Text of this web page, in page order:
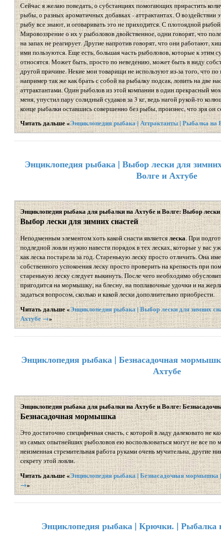
Сейчас я желаю поведать, о субстанциях помогающих прирастить
рыбы, о разных ароматичных добавках - аттрактантах. О воздействии
рыбу все знают, и оговаривать это не приходится. С плотоядной
Мировоззрение о их у рыболовов двойственное, одни говорят, что
на запах не реагирует. Другие напротив говорят, что они работают,
ими пользуются. Еще есть, большая часть рыболовов, которые к этим
относятся. Может быть, просто по неведению, может быть в виду
другой причине. Некие мои товарищи не используют из-за того, что
например так же как брать с собой на рыбалку подсак, ловить на две
аттрактантами. Один рыболов из этой компании в один прекрасный
меня, упустил пару солидный судаков за 3 кг, ведь нагой рукой-то
конце рыбалки оставшись совершенно без рыбы, произнес, что зря он
Читать дальше «Энциклопедия рыбака | Аттрактанты | Рыбалка на
Энциклопедия рыбака | Выбор лески для
Волге и Ахтубе
Энциклопедия рыбака для рыбалки на Ахтубе и Волге: Выбор лески
Выбор лески для зимних снастей
Неподменным элементом хоть какой снасти являетсялеска. При
подледной ловли нужно навести порядок в тех лесках, которые у вас
как леска постарела за год. Старенькую леску просто отличить. Она
собственного успокоения леску просто проверить на крепкость при
старенькую леску следует выкинуть. После чего необходимо
пригодится на мормышку, на блесну, на поплавочные удочки и на
задаться вопросом, сколько и какой лески дополнительно приобрести.
Читать дальше «Энциклопедия рыбака | Выбор лески для зимних
Ахтубе →»
Энциклопедия рыбака | Безнасадочная
Ахтубе
Энциклопедия рыбака для рыбалки на Ахтубе и Волге:
Безнасадочная мормышка
Это достаточно специфичная снасть, с которой в ладу далековато не
из самых опытнейших рыболовов ею воспользоваться могут не все
неизменная стремительная работа руками очень мучительна, другие
секрету этой ловли.
Читать дальше «Энциклопедия рыбака | Безнасадочная мормышка
→»
Энциклопедия рыбака | Крючки. | Рыбалка